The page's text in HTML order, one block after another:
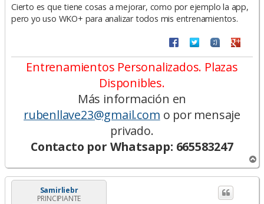
Cierto es que tiene cosas a mejorar, como por ejemplo la app,
pero yo uso WKO+ para analizar todos mis entrenamientos.
Entrenamientos Personalizados. Plazas
Disponibles.
Más información en
rubenllave23@gmail.com o por mensaje
privado.
Contacto por Whatsapp: 665583247
r
r
Samirliebr
PRINCIPIANTE